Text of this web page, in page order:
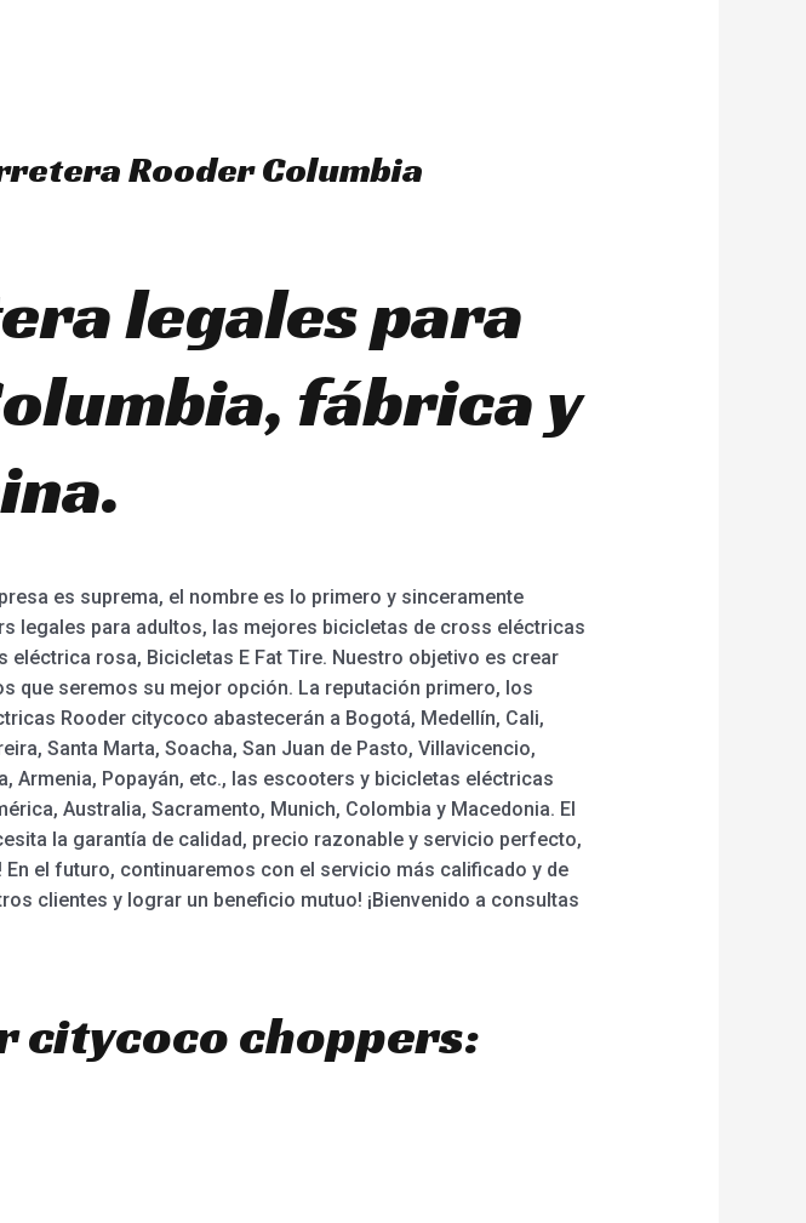
Rooder Columbia
legales para
fábrica y
es suprema, el nombre es lo primero y sinceramente
legales para adultos, las mejores bicicletas de cross eléctricas
rosa, Bicicletas E Fat Tire. Nuestro objetivo es crear
que seremos su mejor opción. La reputación primero, los
Rooder citycoco abastecerán a Bogotá, Medellín, Cali,
Santa Marta, Soacha, San Juan de Pasto, Villavicencio,
Armenia, Popayán, etc., las escooters y bicicletas eléctricas
Australia, Sacramento, Munich, Colombia y Macedonia. El
la garantía de calidad, precio razonable y servicio perfecto,
el futuro, continuaremos con el servicio más calificado y de
clientes y lograr un beneficio mutuo! ¡Bienvenido a consultas
citycoco choppers: